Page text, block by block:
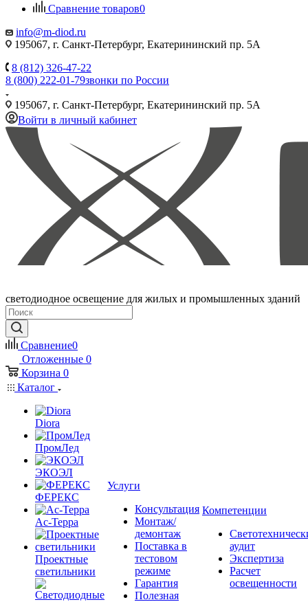
Сравнение товаров0
info@m-diod.ru
195067, г. Санкт-Петербург, Екатерининский пр. 5А
8 (812) 326-47-22
8 (800) 222-01-79звонки по России
195067, г. Санкт-Петербург, Екатерининский пр. 5А
Войти в личный кабинет
светодиодное освещение для жилых и промышленных зданий
Сравнение0
Отложенные 0
Корзина 0
Каталог
Diora
ПромЛед
ЭКОЭЛ
ФЕРЕКС
Ас-Терра
Проектные
светильники
Услуги
Консультация
Монтаж/
демонтаж
Поставка в
тестовом
режиме
Гарантия
Полезная
Компетенции
аудит
Экспертиза
Расчет
освещенности